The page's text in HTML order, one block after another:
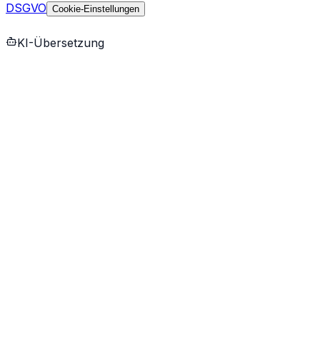
DSGVO Cookie-Einstellungen
KI-Übersetzung